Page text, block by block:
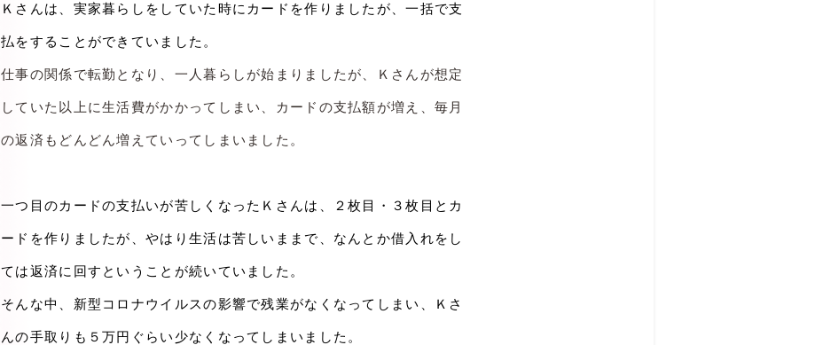
Ｋさんは、実家暮らしをしていた時にカードを作りましたが、一括で支
払をすることができていました。
仕事の関係で転勤となり、一人暮らしが始まりましたが、Ｋさんが想定
していた以上に生活費がかかってしまい、カードの支払額が増え、毎月
の返済もどんどん増えていってしまいました。
一つ目のカードの支払いが苦しくなったＫさんは、２枚目・３枚目とカ
ードを作りましたが、やはり生活は苦しいままで、なんとか借入れをし
ては返済に回すということが続いていました。
そんな中、新型コロナウイルスの影響で残業がなくなってしまい、Ｋさ
んの手取りも５万円ぐらい少なくなってしまいました。